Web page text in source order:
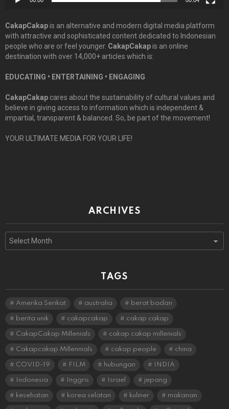
CakapCakapis an alternative and modern digital media platform
with attractive and sophisticated content dedicated to Indonesian
people who are or feel younger. CakapCakapis an online
destination with over 14,000+ articles which is:
EDUCATING • ENTERTAINING • ENGAGING
CakapCakap cares about the sustainability of cultural values and
believe in giving access to information which is independent &
impartial, transparent & balanced. So, be part of the movement!
YOUR ULTIMATE MEDIA FOR YOUR LIFE!
ARCHIVES
Archives
TAGS
Amerika Serikat australia berat badan
berita unik cakapcakap cakap cakap
CakapCakap Millenials cakap cakap millenials
Cakapcakap Millennials cakap people china
COVID-19 FILM hubungan INDIA
Indonesia Inggris Israel jepang
kesehatan korea selatan kuliner makanan